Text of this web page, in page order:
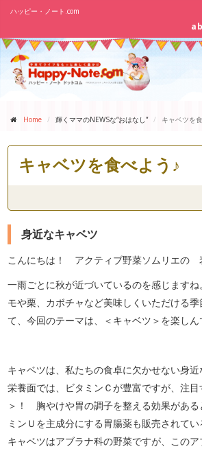
ハッピー・ノート.com
Home 輝くママのNEWSな“おはなし” キャベツを
キャベツを食べよう♪
身近なキャベツ
こんにちは！ アクティブ野菜ソムリエの
一雨ごとに秋が近づいているのを感じます
モや栗、カボチャなど美味しくいただける
て、今回のテーマは、＜キャベツ＞を楽しん
キャベツは、私たちの食卓に欠かせない身近
栄養面では、ビタミンＣが豊富ですが、注
＞！ 胸やけや胃の調子を整える効果がある
ミンＵを主成分にする胃腸薬も販売されてい
キャベツはアブラナ科の野菜ですが、この